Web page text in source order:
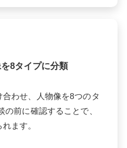
8タイプに分類
わせ、人物像を8つのタ
前に確認することで、
ます。